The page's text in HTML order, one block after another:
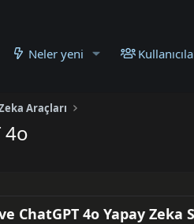
Neler yeni
Araçları
4o
ChatGPT 4o Yapay